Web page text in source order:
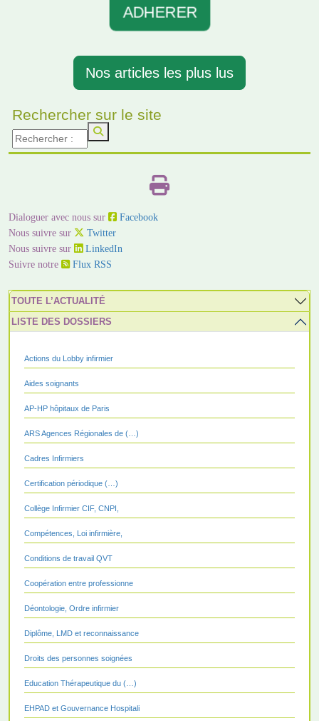
ADHERER
Nos articles les plus lus
Rechercher sur le site
Dialoguer avec nous sur
Facebook
Nous suivre sur
Twitter
Nous suivre sur
LinkedIn
Suivre notre
Flux RSS
TOUTE L’ACTUALITÉ
LISTE DES DOSSIERS
Actions du Lobby infirmier
Aides soignants
AP-HP hôpitaux de Paris
ARS Agences Régionales de (…)
Cadres Infirmiers
Certification périodique (…)
Collège Infirmier CIF, CNPI,
Compétences, Loi infirmière,
Conditions de travail QVT
Coopération entre professionne
Déontologie, Ordre infirmier
Diplôme, LMD et reconnaissance
Droits des personnes soignées
Education Thérapeutique du (…)
EHPAD et Gouvernance Hospitali